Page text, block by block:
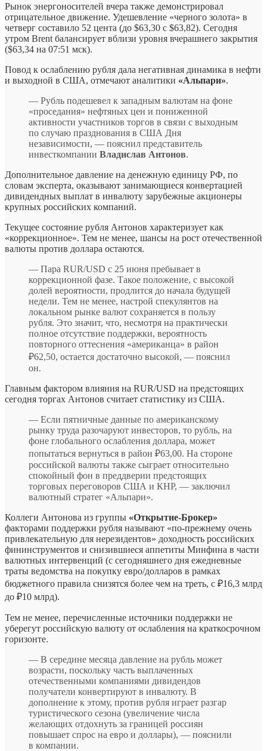
Рынок энергоносителей вчера также демонстрировал
отрицательное движение. Удешевление «черного золота» в
четверг составило 52 цента (до $63,30 с $63,82). Сегодня
утром Brent балансирует вблизи уровня вчерашнего закрытия
($63,34 на 07:51 мск).
Повод к ослаблению рубля дала негативная динамика в нефти
и выходной в США, отмечают аналитики «Альпари».
— Рубль подешевел к западным валютам на фоне
«проседания» нефтяных цен и пониженной
активности участников торгов в связи с выходным
по случаю празднования в США Дня
независимости, — пояснил представитель
инвесткомпании Владислав Антонов.
Дополнительное давление на денежную единицу РФ, по
словам эксперта, оказывают занимающиеся конвертацией
дивидендных выплат в инвалюту зарубежные акционеры
крупных российских компаний.
Текущее состояние рубля Антонов характеризует как
«коррекционное». Тем не менее, шансы на рост отечественной
валюты против доллара остаются.
— Пара RUR/USD с 25 июня пребывает в
коррекционной фазе. Такое положение, с высокой
долей вероятности, продлится до начала будущей
недели. Тем не менее, настрой спекулянтов на
локальном рынке валют сохраняется в пользу
рубля. Это значит, что, несмотря на практически
полное отсутствие поддержки, вероятность
повторного оттеснения «американца» в район
₽62,50, остается достаточно высокой, — пояснил
он.
Главным фактором влияния на RUR/USD на предстоящих
сегодня торгах Антонов считает статистику из США.
— Если пятничные данные по американскому
рынку труда разочаруют инвесторов, то рубль, на
фоне глобального ослабления доллара, может
попытаться вернуться в район ₽63,00. На стороне
российской валюты также сыграет относительно
спокойный фон в преддверии предстоящих
торговых переговоров США и КНР, — заключил
валютный стратег «Альпари».
Коллеги Антонова из группы «Открытие-Брокер»
факторами поддержки рубля называют «по-прежнему очень
привлекательную для нерезидентов» доходность российских
фининструментов и снизившиеся аппетиты Минфина в части
валютных интервенций (с сегодняшнего дня ежедневные
траты ведомства на покупку евро/долларов в рамках
бюджетного правила снизятся более чем на треть, с ₽16,3 млрд
до ₽10 млрд).
Тем не менее, перечисленные источники поддержки не
уберегут российскую валюту от ослабления на краткосрочном
горизонте.
— В середине месяца давление на рубль может
возрасти, поскольку часть выплаченных
отечественными компаниями дивидендов
получатели конвертируют в инвалюту. В
дополнение к этому, против рубля играет разгар
туристического сезона (увеличение числа
желающих отдохнуть за границей россиян
повышает спрос на евро и доллары), — пояснили
в компании.